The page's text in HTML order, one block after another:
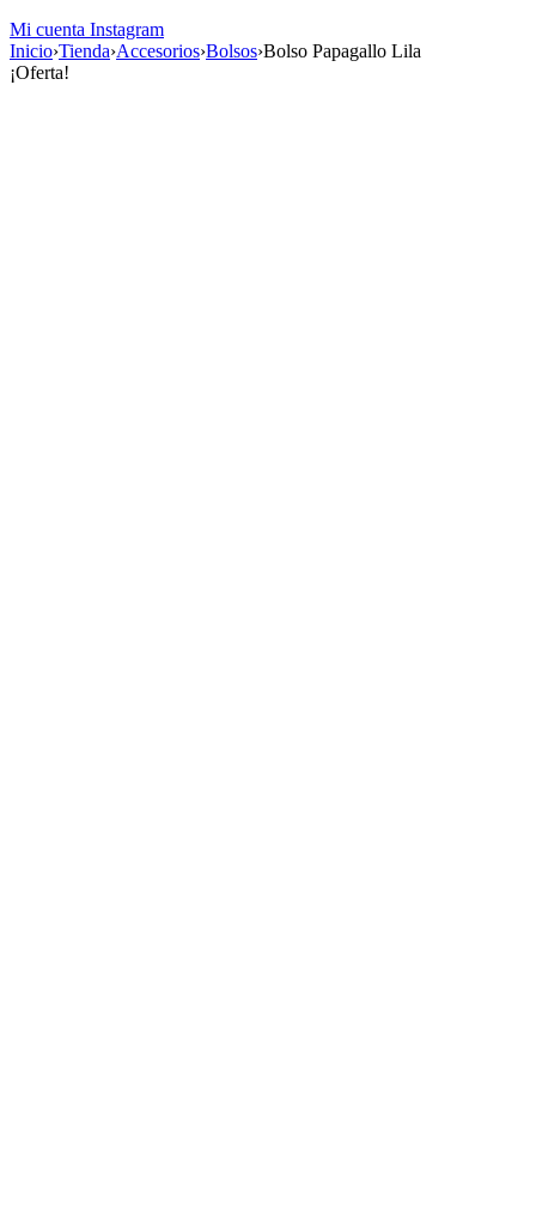
Mi cuenta Instagram
Inicio›Tienda›Accesorios›Bolsos›Bolso Papagallo Lila
¡Oferta!